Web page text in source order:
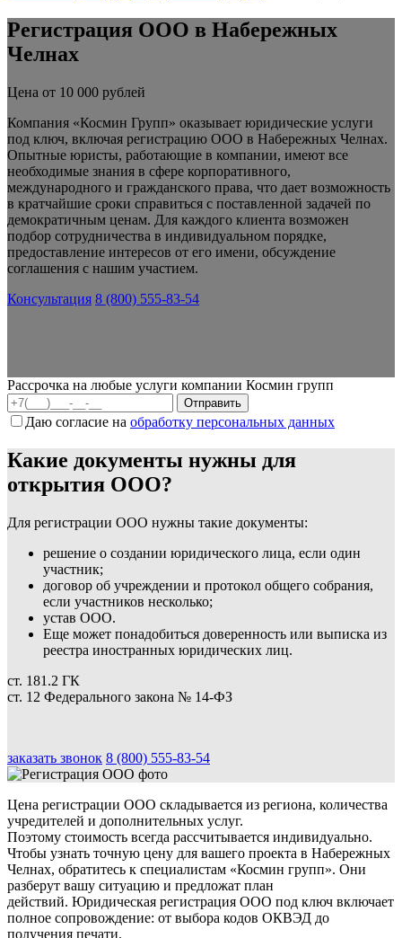
Регистрация ООО в Набережных
Челнах
Цена от 10 000 рублей
Компания «Космин Групп» оказывает юридические услуги
под ключ, включая регистрацию ООО в Набережных Челнах.
Опытные юристы, работающие в компании, имеют все
необходимые знания в сфере корпоративного,
международного и гражданского права, что дает возможность
в кратчайшие сроки справиться с поставленной задачей по
демократичным ценам. Для каждого клиента возможен
подбор сотрудничества в индивидуальном порядке,
предоставление интересов от его имени, обсуждение
соглашения с нашим участием.
Консультация 8 (800) 555-83-54
Рассрочка на любые услуги компании Космин групп
Даю согласие на обработку персональных данных
Какие документы нужны для
открытия ООО?
Для регистрации ООО нужны такие документы:
решение о создании юридического лица, если один
участник;
договор об учреждении и протокол общего собрания,
если участников несколько;
устав ООО.
Еще может понадобиться доверенность или выписка из
реестра иностранных юридических лиц.
ст. 181.2 ГК
ст. 12 Федерального закона № 14-ФЗ
заказать звонок 8 (800) 555-83-54
Цена регистрации ООО складывается из региона, количества
учредителей и дополнительных услуг.
Поэтому стоимость всегда рассчитывается индивидуально.
Чтобы узнать точную цену для вашего проекта в Набережных
Челнах, обратитесь к специалистам «Космин групп». Они
разберут вашу ситуацию и предложат план
действий. Юридическая регистрация ООО под ключ включает
полное сопровождение: от выбора кодов ОКВЭД до
получения печати.